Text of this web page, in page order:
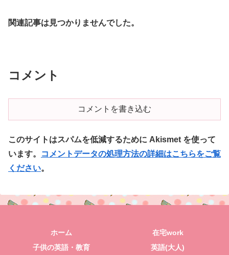
関連記事は見つかりませんでした。
コメント
コメントを書き込む
このサイトはスパムを低減するために Akismet を使って
います。
コメントデータの処理方法の詳細はこちらをご覧
ください。
ホーム
在宅work
子供の英語・教育
英語(大人)